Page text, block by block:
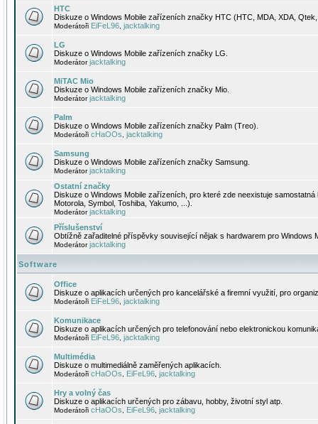
HTC
Diskuze o Windows Mobile zařízeních značky HTC (HTC, MDA, XDA,
Moderátoři EiFeL96 jacktalking
LG
Diskuze o Windows Mobile zařízeních značky LG.
Moderátorjacktalking
MiTAC Mio
Diskuze o Windows Mobile zařízeních značky Mio.
Moderátorjacktalking
Palm
Diskuze o Windows Mobile zařízeních značky Palm (Treo).
Moderátoři cHaOOs jacktalking
Samsung
Diskuze o Windows Mobile zařízeních značky Samsung.
Moderátorjacktalking
Ostatní značky
Diskuze o Windows Mobile zařízeních, pro které zde neexistuje
Motorola, Symbol, Toshiba, Yakumo, ...).
Moderátorjacktalking
Příslušenství
Obtížně zařaditelné příspěvky související nějak s hardwarem pro Windows
Moderátorjacktalking
Software
Office
Diskuze o aplikacích určených pro kancelářské a firemní využití, pro
Moderátoři EiFeL96 jacktalking
Komunikace
Diskuze o aplikacích určených pro telefonování nebo elektronickou
Moderátoři EiFeL96 jacktalking
Multimédia
Diskuze o multimediálně zaměřených aplikacích.
Moderátoři cHaOOs EiFeL96 jacktalking
Hry a volný čas
Diskuze o aplikacích určených pro zábavu, hobby, životní styl atp.
Moderátoři cHaOOs EiFeL96 jacktalking